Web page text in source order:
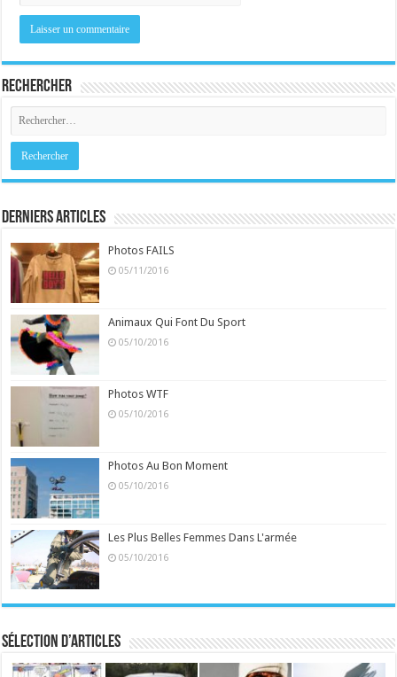
Rechercher
Derniers Articles
Photos FAILS
05/11/2016
Animaux Qui Font Du Sport
05/10/2016
Photos WTF
05/10/2016
Photos Au Bon Moment
05/10/2016
Les Plus Belles Femmes Dans L'armée
05/10/2016
Sélection d’articles